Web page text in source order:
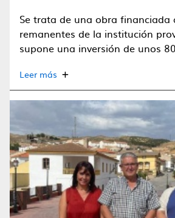
Se trata de una obra financiada
remanentes de la institución
supone una inversión de unos
Leer más